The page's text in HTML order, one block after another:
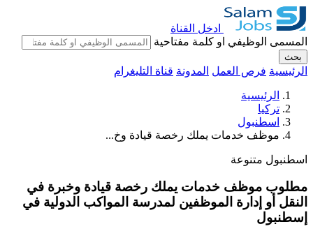
ادخل القناة
المسمى الوظيفي او كلمة مفتاحية
بحث
الرئيسية فرص العمل المدونة قناة التليغرام
الرئيسية
تركيا
اسطنبول
موظف خدمات يملك رخصة قيادة وخ...
اسطنبول متنوعة
مطلوب موظف خدمات يملك رخصة قيادة وخبرة في
النقل أو إدارة الموظفين لمدرسة المواكب الدولية في
إسطنبول